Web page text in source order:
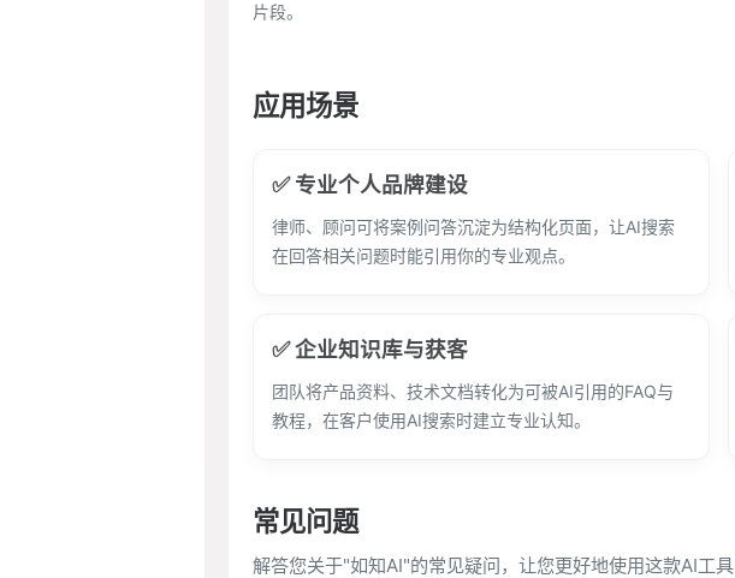
片段。
应用场景
✅ 专业个人品牌建设
律师、顾问可将案例问答沉淀为结构化页面，让AI搜索
在回答相关问题时能引用你的专业观点。
✅ 企业知识库与获客
团队将产品资料、技术文档转化为可被AI引用的FAQ与
教程，在客户使用AI搜索时建立专业认知。
常见问题
解答您关于"如知AI"的常见疑问，让您更好地使用这款AI工具